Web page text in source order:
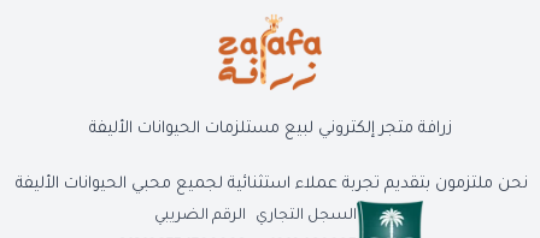
زرافة متجر إلكتروني لبيع مستلزمات الحيوانات الأليفة
نحن ملتزمون بتقديم تجربة عملاء استثنائية لجميع محبي الحيوانات الأليفة
السجل التجاري
الرقم الضريبي